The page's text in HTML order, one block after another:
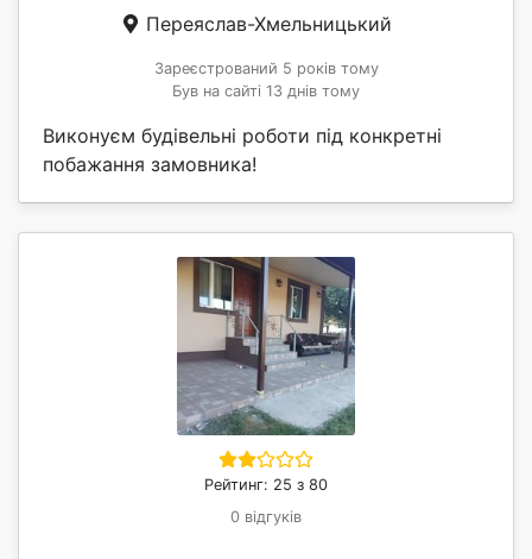
Переяслав-Хмельницький
Зареєстрований 5 років тому
Був на сайті 13 днів тому
Виконуєм будівельні роботи під конкретні
побажання замовника!
Рейтинг: 25 з 80
0 відгуків